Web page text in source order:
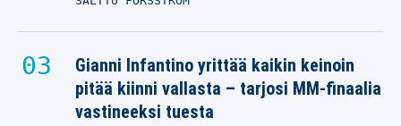
Gianni Infantino yrittää kaikin keinoin
pitää kiinni vallasta – tarjosi MM-finaalia
vastineeksi tuesta